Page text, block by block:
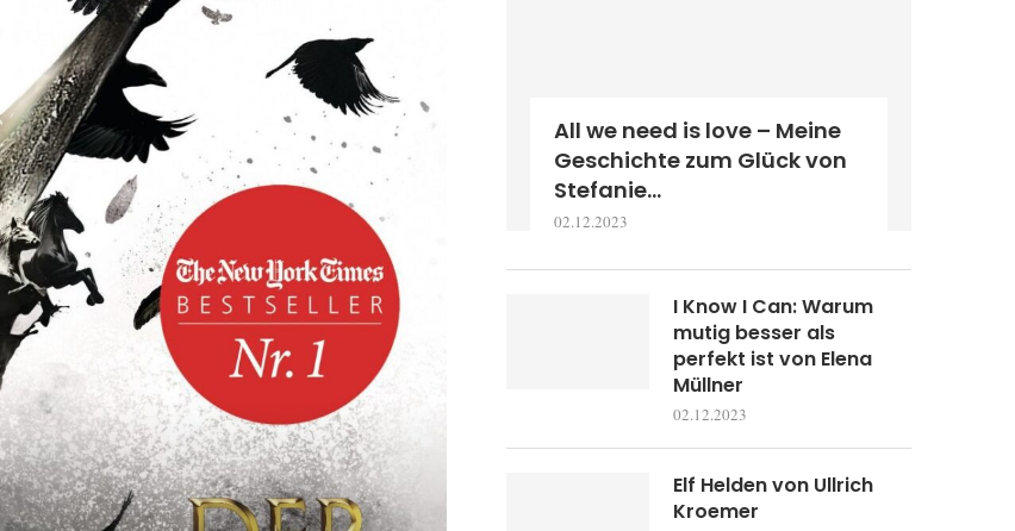
All we need is love – Meine
Geschichte zum Glück von
Stefanie...
02.12.2023
I Know I Can: Warum
mutig besser als
perfekt ist von Elena
Müllner
02.12.2023
Elf Helden von Ullrich
Kroemer